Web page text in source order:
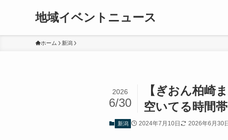
地域イベントニュース
ホーム 新潟
【ぎおん柏崎
空いてる時間帯
2026
6/30
新潟 2024年7月10日 2026年6月30日